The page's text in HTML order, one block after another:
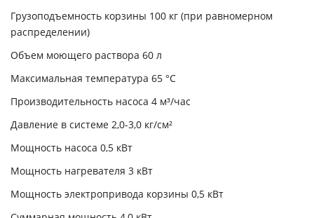
Грузоподъемность корзины 100 кг (при равномерном
распределении)
Объем моющего раствора 60 л
Максимальная температура 65 °С
Производительность насоса 4 м³/час
Давление в системе 2,0-3,0 кг/см²
Мощность насоса 0,5 кВт
Мощность нагревателя 3 кВт
Мощность электропривода корзины 0,5 кВт